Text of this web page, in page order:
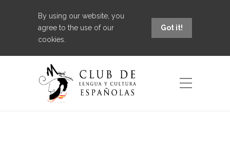
By using our website, you
agree to the use of our
cookies.
Got it!
Uncategorized
Sveiki sugrįžę į
universitetą!